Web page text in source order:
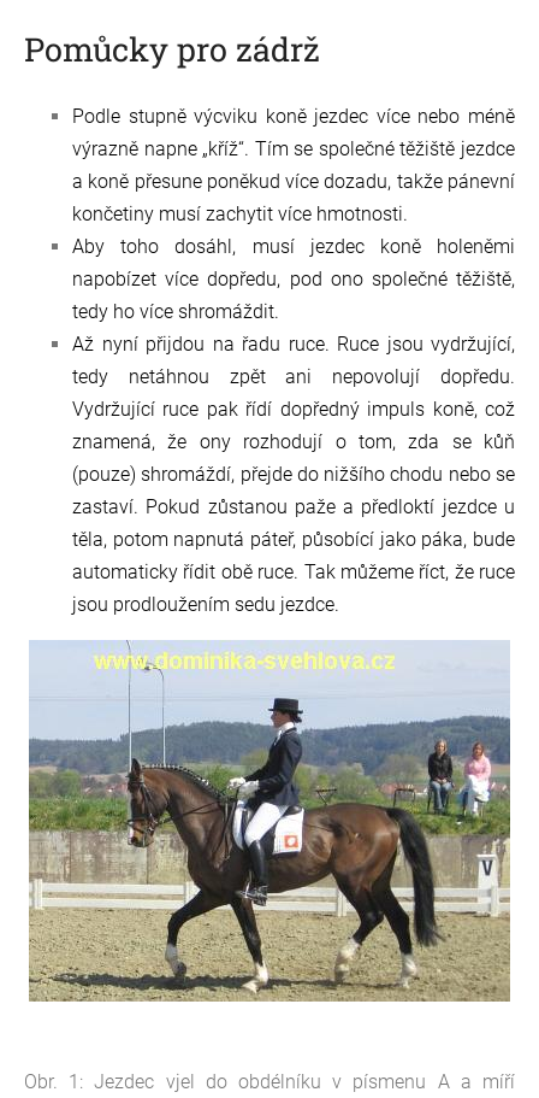
Pomůcky pro zádrž
Podle stupně výcviku koně jezdec více nebo méně
výrazně napne „kříž“. Tím se společné těžiště jezdce
a koně přesune poněkud více dozadu, takže pánevní
končetiny musí zachytit více hmotnosti.
Aby toho dosáhl, musí jezdec koně holeněmi
napobízet více dopředu, pod ono společné těžiště,
tedy ho více shromáždit.
Až nyní přijdou na řadu ruce. Ruce jsou vydržující,
tedy netáhnou zpět ani nepovolují dopředu.
Vydržující ruce pak řídí dopředný impuls koně, což
znamená, že ony rozhodují o tom, zda se kůň
(pouze) shromáždí, přejde do nižšího chodu nebo se
zastaví. Pokud zůstanou paže a předloktí jezdce u
těla, potom napnutá páteř, působící jako páka, bude
automaticky řídit obě ruce. Tak můžeme říct, že ruce
jsou prodloužením sedu jezdce.
Obr. 1: Jezdec vjel do obdélníku v písmenu A a míří